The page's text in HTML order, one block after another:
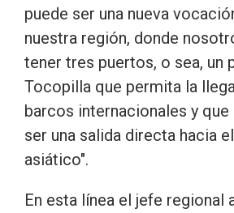
puede ser una nueva
nuestra región, donde
tener tres puertos, o sea, un
Tocopilla que permita la
barcos internacionales y
ser una salida directa hacia
asiático".
En esta línea el jefe regional